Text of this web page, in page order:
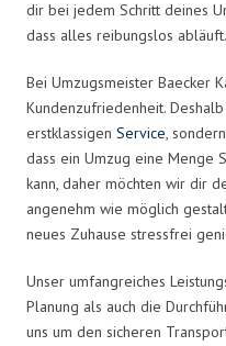
dir bei jedem Schritt deines
dass alles reibungslos abläuft.
Bei Umzugsmeister Baecker
Kundenzufriedenheit.
erstklassigen Service,
dass ein Umzug eine Menge
kann, daher möchten wir dir
angenehm wie möglich
neues Zuhause stressfrei
Unser umfangreiches
Planung als auch die
uns um den sicheren